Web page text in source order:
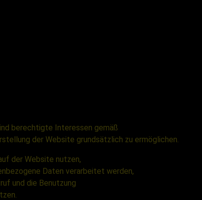
berechtigte Interessen gemäß
der Website grundsätzlich zu ermöglichen.
der Website nutzen,
Daten verarbeitet werden,
und die Benutzung